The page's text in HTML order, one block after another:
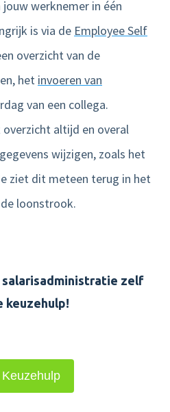
werknemer in één
is via de Employee Self
overzicht van de
het invoeren van
van een collega.
altijd en overal
wijzigen, zoals het
ziet dit meteen terug in het
loonstrook.
zelf
keuzehulp!